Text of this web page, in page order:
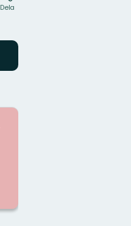
Dela